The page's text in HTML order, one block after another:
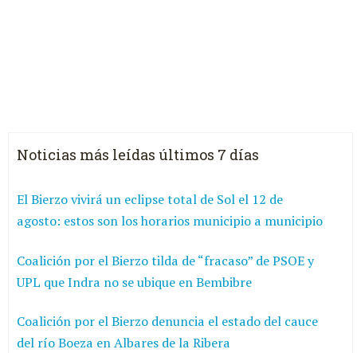
Noticias más leídas últimos 7 días
El Bierzo vivirá un eclipse total de Sol el 12 de
agosto: estos son los horarios municipio a municipio
Coalición por el Bierzo tilda de “fracaso” de PSOE y
UPL que Indra no se ubique en Bembibre
Coalición por el Bierzo denuncia el estado del cauce
del río Boeza en Albares de la Ribera